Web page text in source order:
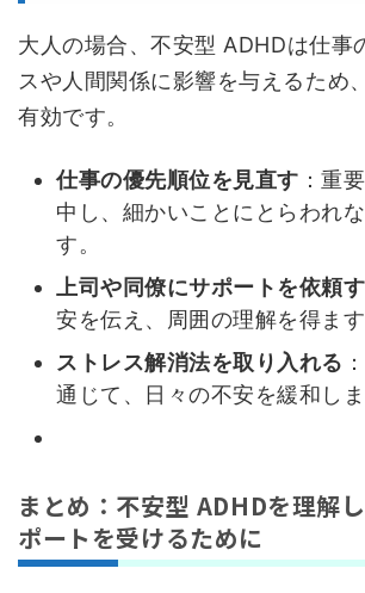
大人の場合、不安型 ADHDは仕事
スや人間関係に影響を与えるため
有効です。
仕事の優先順位を見直す ：重
中し、細かいことにとらわれ
す。
上司や同僚にサポートを依頼
安を伝え、周囲の理解を得ます
ストレス解消法を取り入れる
通じて、日々の不安を緩和しま
まとめ：不安型 ADHDを理解
ポートを受けるために